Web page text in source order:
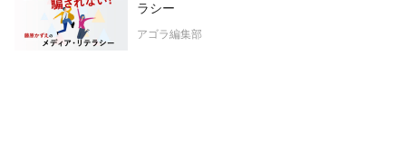
ラシー
アゴラ編集部